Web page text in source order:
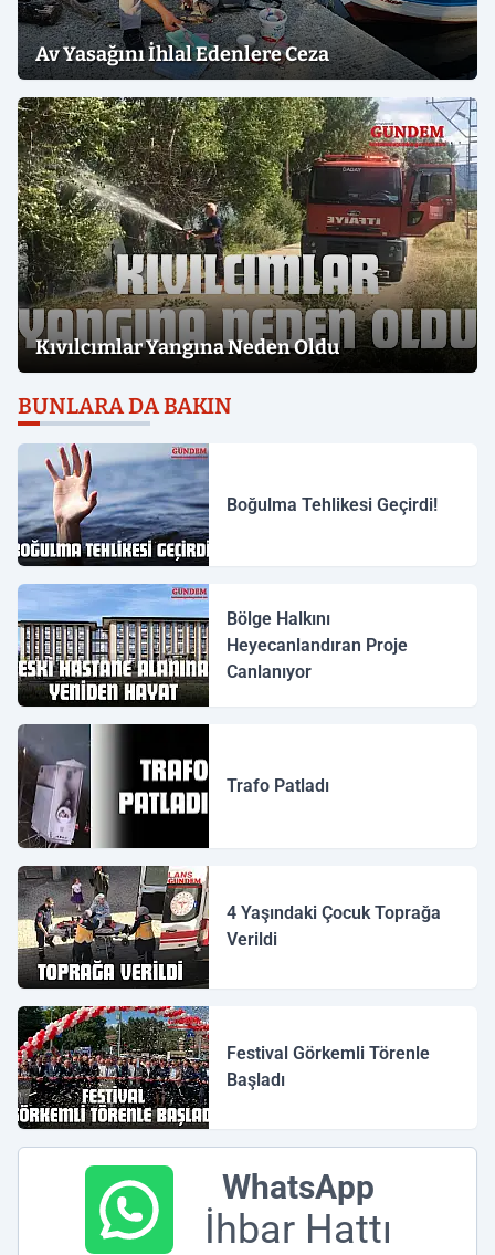
Av Yasağını İhlal Edenlere Ceza
Kıvılcımlar Yangına Neden Oldu
BUNLARA DA BAKIN
Boğulma Tehlikesi Geçirdi!
Bölge Halkını
Heyecanlandıran Proje
Canlanıyor
Trafo Patladı
4 Yaşındaki Çocuk Toprağa
Verildi
Festival Görkemli Törenle
Başladı
WhatsApp
İhbar Hattı